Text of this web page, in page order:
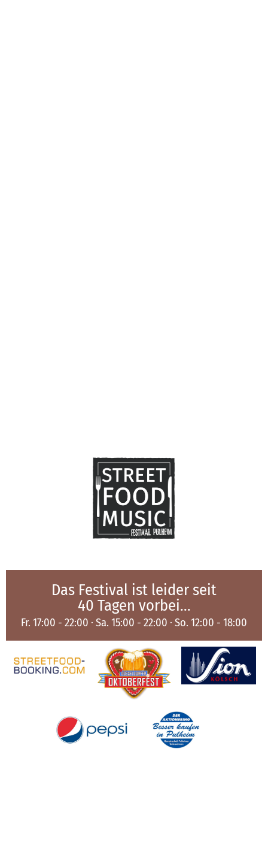
Das Festival ist leider seit
40 Tagen vorbei...
Fr. 17:00 - 22:00 · Sa. 15:00 - 22:00 · So. 12:00 - 18:00